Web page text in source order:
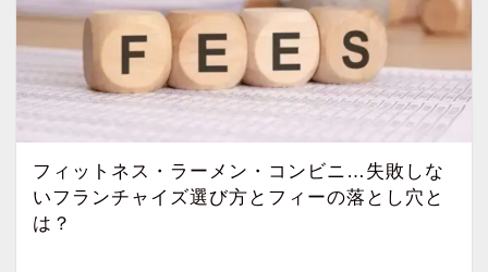
フィットネス・ラーメン・コンビニ…失敗しな
いフランチャイズ選び方とフィーの落とし穴と
は？